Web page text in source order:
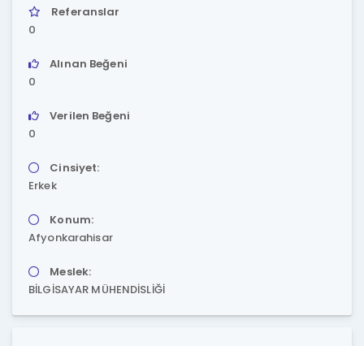
Referanslar
0
Alınan Beğeni
0
Verilen Beğeni
0
Cinsiyet:
Erkek
Konum:
Afyonkarahisar
Meslek:
BİLGİSAYAR MÜHENDİSLİĞİ